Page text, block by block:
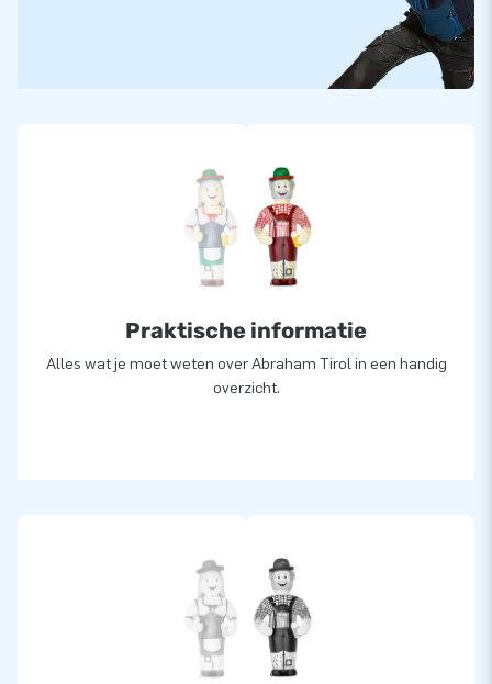
Praktische informatie
Alles wat je moet weten over Abraham Tirol in een handig
overzicht.